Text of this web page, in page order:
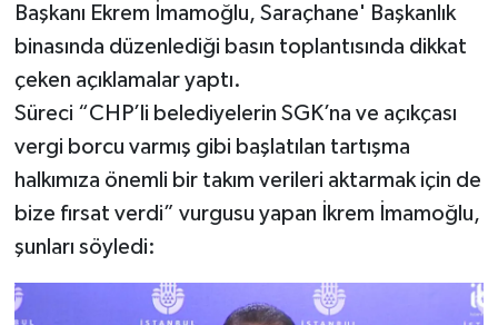
Başkanı Ekrem İmamoğlu, Saraçhane' Başkanlık
binasında düzenlediği basın toplantısında dikkat
çeken açıklamalar yaptı.
Süreci “CHP’li belediyelerin SGK’na ve açıkçası
vergi borcu varmış gibi başlatılan tartışma
halkımıza önemli bir takım verileri aktarmak için de
bize fırsat verdi” vurgusu yapan İkrem İmamoğlu,
şunları söyledi: